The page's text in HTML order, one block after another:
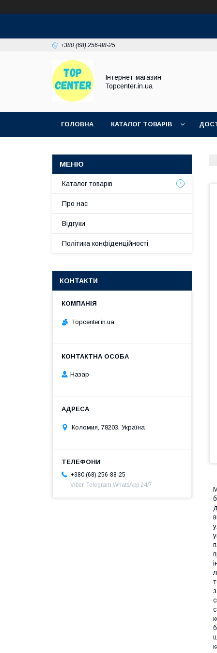
+380 (68) 256-88-25
Інтернет-магазин
Topcenter.in.ua
ГОЛОВНА КАТАЛОГ ТОВАРІВ
Каталог товарів
Про нас
Відгуки
Політика конфіденційності
КОНТАКТИ
Topcenter.in.ua
Назар
Коломия, 78203, Україна
+380 (68) 256-88-25
Viber, Telegram,WhatsApp 24/7